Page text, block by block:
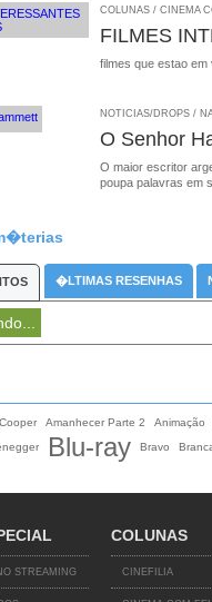
COLUNAS / CINEMA
FILMES
filmes que estao
NOTICIAS/DROPS /
O Senhor
O maior escritor
poupa palavras em
�LTIMAS RESENHAS
Amanhecer Parte 2 Animação
Blu-ray Bravo
STREAMING
COLUNAS
CINEFILIA